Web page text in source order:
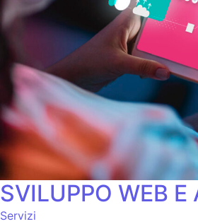
SVILUPPO WEB E
Servizi